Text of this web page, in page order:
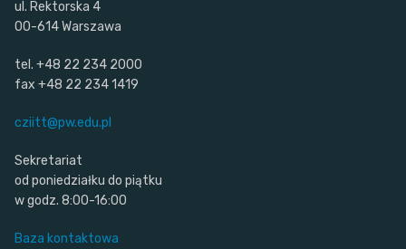
ul. Rektorska 4
00-614 Warszawa
tel. +48 22 234 2000
fax +48 22 234 1419
cziitt@pw.edu.pl
Sekretariat
od poniedziałku do piątku
w godz. 8:00-16:00
Baza kontaktowa